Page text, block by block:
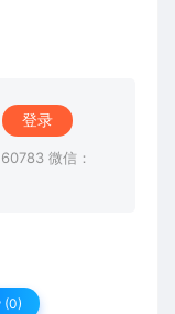
登录
微信：
(0)